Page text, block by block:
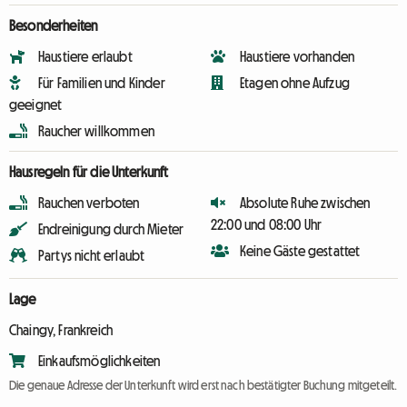
Besonderheiten
Haustiere erlaubt
Für Familien und Kinder
geeignet
Raucher willkommen
Haustiere vorhanden
Etagen ohne Aufzug
Hausregeln für die Unterkunft
Rauchen verboten
Endreinigung durch Mieter
Partys nicht erlaubt
Absolute Ruhe zwischen
22:00 und 08:00 Uhr
Keine Gäste gestattet
Lage
Chaingy, Frankreich
Einkaufsmöglichkeiten
Die genaue Adresse der Unterkunft wird erst nach bestätigter Buchung mitgeteilt.